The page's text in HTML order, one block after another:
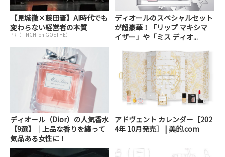
【見城徹×藤田晋】AI時代でも
変わらない経営者の本質
PR（FINCHI on GOETHE）
ディオールのスペシャルセット
が超豪華！「リップ マキシマ
イザー」や「ミス ディオ...
ディオール（Dior）の人気香水
【9選】｜上品な香りを纏って
気品ある女性に！
アドヴェント カレンダー［202
4年 10月発売］ | 美的.com